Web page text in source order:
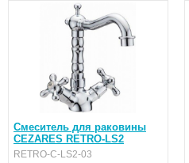
Смеситель для раковины
CEZARES RETRO-LS2
RETRO-C-LS2-03